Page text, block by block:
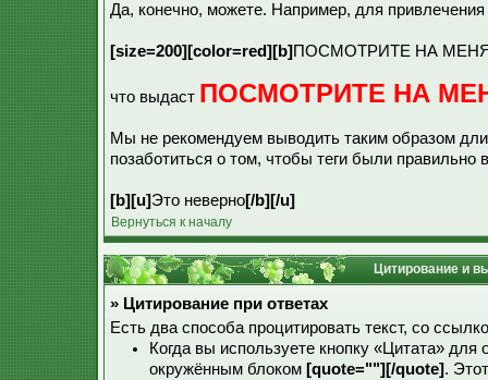
Да, конечно, можете. Например, для
[size=200][color=red][b] ПОСМОТРИТЕ НА
что выдаст ПОСМОТРИТЕ НА
Мы не рекомендуем выводить таким образом
позаботиться о том, чтобы теги были
[b][u]Это неверно[/b][/u]
Вернуться к началу
Цитирование и
» Цитирование при ответах
Есть два способа процитировать текст, со
Когда вы используете кнопку «Цитата»
окружённым блоком [quote=""][/quote].